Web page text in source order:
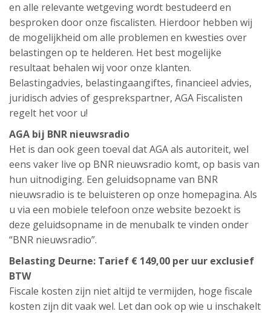
en alle relevante wetgeving wordt bestudeerd en
besproken door onze fiscalisten. Hierdoor hebben wij
de mogelijkheid om alle problemen en kwesties over
belastingen op te helderen. Het best mogelijke
resultaat behalen wij voor onze klanten.
Belastingadvies, belastingaangiftes, financieel advies,
juridisch advies of gesprekspartner, AGA Fiscalisten
regelt het voor u!
AGA bij BNR nieuwsradio
Het is dan ook geen toeval dat AGA als autoriteit, wel
eens vaker live op BNR nieuwsradio komt, op basis van
hun uitnodiging. Een geluidsopname van BNR
nieuwsradio is te beluisteren op onze homepagina. Als
u via een mobiele telefoon onze website bezoekt is
deze geluidsopname in de menubalk te vinden onder
“BNR nieuwsradio”.
Belasting Deurne: Tarief € 149,00 per uur exclusief
BTW
Fiscale kosten zijn niet altijd te vermijden, hoge fiscale
kosten zijn dit vaak wel. Let dan ook op wie u inschakelt